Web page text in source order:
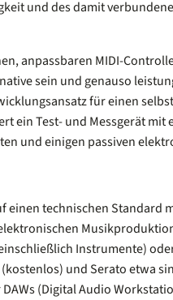
und des damit
anpassbaren MIDI-
sein und genauso
für einen
ein Test- und Messgerät mit
und einigen passiven
einen technischen Standard
Instrumente)
und Serato etwa
(Digital Audio